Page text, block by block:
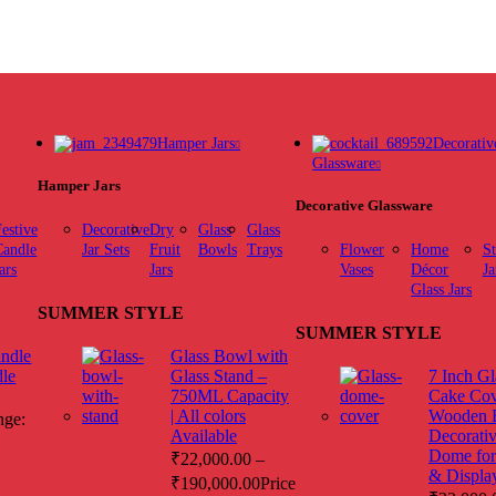
Hamper Jars
Hamper Jars
Decorative
Jar Sets
Dry
Fruit
Jars
Glass
Bowls
Glass
Trays
SUMMER STYLE
Glass Bowl with
Glass Stand –
750ML Capacity
| All colors
Available
₹22,000.00 –
₹190,000.00Price
Glassware
Decorative Glassware
Flower
Vases
Home
Décor
Glass Jars
SUMMER STYLE
7 Inch
Cake
Wooden
Dome
&